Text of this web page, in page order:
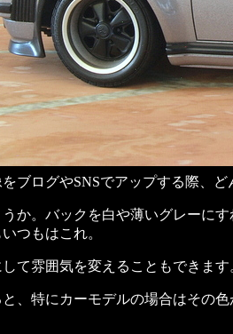
ブログやSNSでアップする際、
か。バックを白や薄いグレーに
つもはこれ。
て雰囲気を変えることもできます
と、特にカーモデルの場合はその